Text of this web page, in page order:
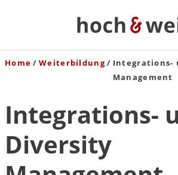
Home Weiterbildung
Integrations-
Management
Integrations-
Diversity